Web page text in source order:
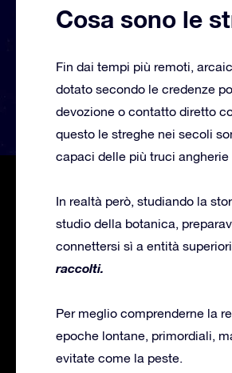
Cosa sono le
Fin dai tempi più remoti,
dotato secondo le credenze
devozione o contatto diretto
questo le streghe nei secoli
capaci delle più truci angherie
In realtà però, studiando la
studio della botanica,
connettersi sì a entità superiori
raccolti.
Per meglio comprenderne la
epoche lontane, primordiali,
evitate come la peste.